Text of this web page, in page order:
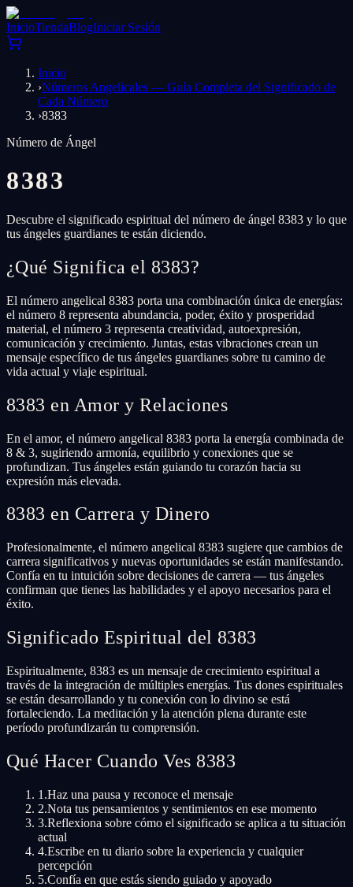
InicioTiendaBlogIniciar Sesión
Inicio
›Números Angelicales — Guía Completa del Significado de
Cada Número
›8383
Número de Ángel
8383
Descubre el significado espiritual del número de ángel 8383 y lo que
tus ángeles guardianes te están diciendo.
¿Qué Significa el 8383?
El número angelical 8383 porta una combinación única de energías:
el número 8 representa abundancia, poder, éxito y prosperidad
material, el número 3 representa creatividad, autoexpresión,
comunicación y crecimiento. Juntas, estas vibraciones crean un
mensaje específico de tus ángeles guardianes sobre tu camino de
vida actual y viaje espiritual.
8383 en Amor y Relaciones
En el amor, el número angelical 8383 porta la energía combinada de
8 & 3, sugiriendo armonía, equilibrio y conexiones que se
profundizan. Tus ángeles están guiando tu corazón hacia su
expresión más elevada.
8383 en Carrera y Dinero
Profesionalmente, el número angelical 8383 sugiere que cambios de
carrera significativos y nuevas oportunidades se están manifestando.
Confía en tu intuición sobre decisiones de carrera — tus ángeles
confirman que tienes las habilidades y el apoyo necesarios para el
éxito.
Significado Espiritual del 8383
Espiritualmente, 8383 es un mensaje de crecimiento espiritual a
través de la integración de múltiples energías. Tus dones espirituales
se están desarrollando y tu conexión con lo divino se está
fortaleciendo. La meditación y la atención plena durante este
período profundizarán tu comprensión.
Qué Hacer Cuando Ves 8383
1.Haz una pausa y reconoce el mensaje
2.Nota tus pensamientos y sentimientos en ese momento
3.Reflexiona sobre cómo el significado se aplica a tu situación
actual
4.Escribe en tu diario sobre la experiencia y cualquier
percepción
5.Confía en que estás siendo guiado y apoyado